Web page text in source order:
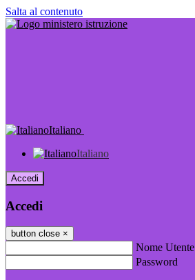
Salta al contenuto
Italiano
Italiano
Accedi
Accedi
button close ×
Nome Utente
Password